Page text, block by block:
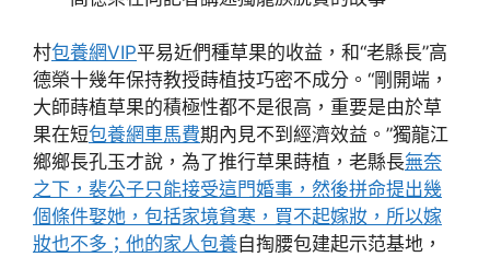
村包養網VIP平易近們種草果的收益，和“老縣長”高
德榮十幾年保持教授蒔植技巧密不成分。“剛開端，
大師蒔植草果的積極性都不是很高，重要是由於草
果在短包養網車馬費期內見不到經濟效益。”獨龍江
鄉鄉長孔玉才說，為了推行草果蒔植，老縣長無奈
之下，裴公子只能接受這門婚事，然後拼命提出幾
個條件娶她，包括家境貧寒，買不起嫁妝，所以嫁
妝也不多；他的家人包養自掏腰包建起示范基地，